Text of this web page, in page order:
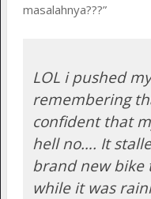
masalahnya???”
LOL i pushed
remembering
confident that
hell no…. It
brand new
while it was